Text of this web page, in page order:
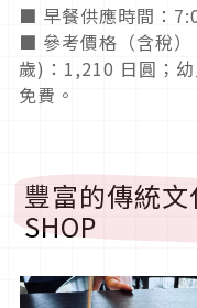
■ 早餐供應時間：
■ 參考價格（含稅
歲)：1,210 日圓；
免費。
豐富的傳統
SHOP